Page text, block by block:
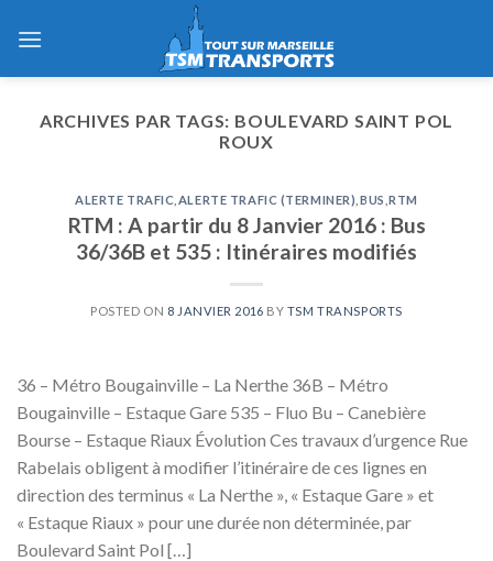
ARCHIVES PAR TAGS: BOULEVARD SAINT POL
ROUX
ALERTE TRAFIC ALERTE TRAFIC (TERMINER) BUS ,RTM
RTM : A partir du 8 Janvier 2016 : Bus
36/36B et 535 : Itinéraires modifiés
POSTED ON 8 JANVIER 2016 BY TSM TRANSPORTS
36 – Métro Bougainville – La Nerthe 36B – Métro
Bougainville – Estaque Gare 535 – Fluo Bu – Canebière
Bourse – Estaque Riaux Évolution Ces travaux d’urgence Rue
Rabelais obligent à modifier l’itinéraire de ces lignes en
direction des terminus « La Nerthe », « Estaque Gare » et
« Estaque Riaux » pour une durée non déterminée, par
Boulevard Saint Pol […]